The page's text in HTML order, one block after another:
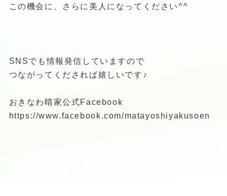
この機会に、さらに美人になってください^^
SNSでも情報発信していますので
つながってくだされば嬉しいです♪
おきなわ晴家公式Facebook
https://www.facebook.com/matayoshiyakusoen